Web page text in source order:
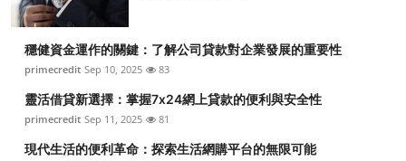
穩健資金運作的關鍵：了解公司貸款對企業發展的重要性
primecredit Sep 10, 2025 83
靈活借貸新選擇：掌握7x24網上貸款的便利與安全性
primecredit Sep 11, 2025 81
現代生活的便利革命：探索生活網購平台的無限可能